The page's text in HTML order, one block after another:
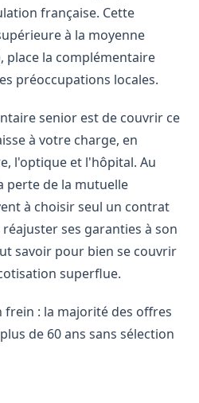
française. Cette
à la moyenne
place la complémentaire
préoccupations locales.
senior est de couvrir ce
à votre charge, en
l'optique et l'hôpital. Au
perte de la mutuelle
à choisir seul un contrat
ses garanties à son
savoir pour bien se couvrir
superflue.
frein : la majorité des offres
de 60 ans sans sélection